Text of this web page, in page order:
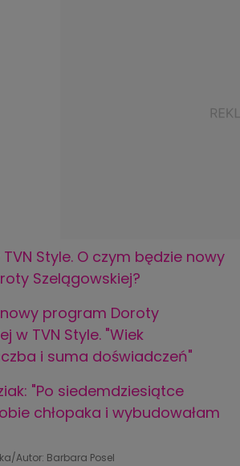
TVN Style. O czym będzie nowy
Szelągowskiej?
program Doroty
w TVN Style. "Wiek
i suma doświadczeń"
"Po siedemdziesiątce
chłopaka i wybudowałam
Autor: Barbara Posel